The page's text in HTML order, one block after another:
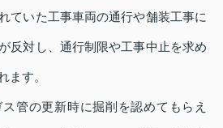
ていた工事車両の通行や舗装工事に
反対し、通行制限や工事中止を求め
ます。
管の更新時に掘削を認めてもらえ